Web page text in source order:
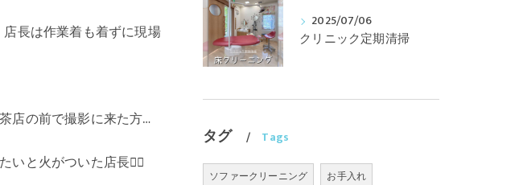
長は作業着も着ずに現場
店の前で撮影に来た方…
いと火がついた店長❤️‍🔥
2025/07/06
クリニック定期清掃
タグ Tags
ソファークリーニング
お手入れ